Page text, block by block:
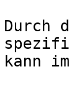
Durch
kann